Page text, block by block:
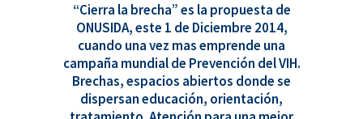
“Cierra la brecha” es la propuesta de
ONUSIDA, este 1 de Diciembre 2014,
cuando una vez mas emprende una
campaña mundial de Prevención del VIH.
Brechas, espacios abiertos donde se
dispersan educación, orientación,